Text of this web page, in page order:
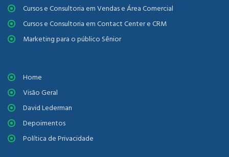
Cursos e Consultoria em Vendas e Área Comercial
Cursos e Consultoria em Contact Center e CRM
Marketing para o público Sênior
Home
Visão Geral
David Lederman
Depoimentos
Política de Privacidade